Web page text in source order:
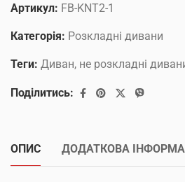
Артикул: FB-KNT2-1
Категорія: Розкладні дивани
Теги: Диван, не розкладні
Поділитись:
ОПИС ДОДАТКОВА